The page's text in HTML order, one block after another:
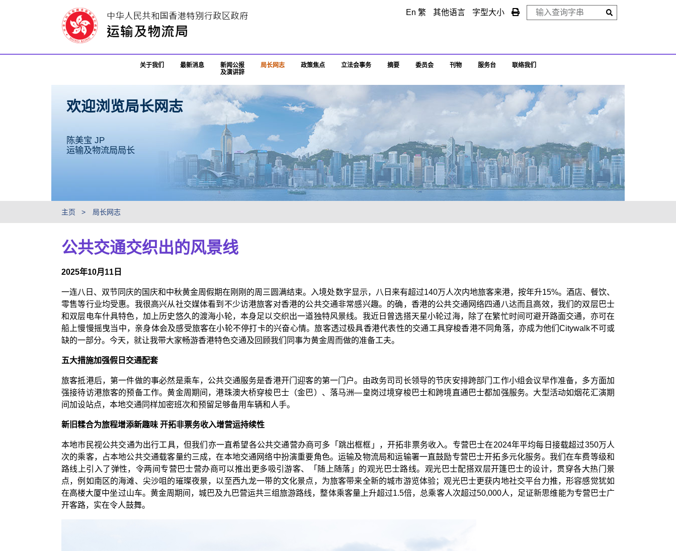
En 繁 其他语言 字型大小
关于我们 最新消息
新闻公报
及演讲辞
局长网志 政策焦点 立法会事务 摘要 委员会 刊物 服务台 联络我们
欢迎浏览局长网志
陈美宝 JP
运输及物流局局长
主页 局长网志
公共交通交织出的风景线
2025年10月11日
一连八日、双节同庆的国庆和中秋黄金周假期在刚刚的周三圆满结束。入境处数字显示，八日来有超过140万人次内地旅客来港，按年升15%。酒店、餐饮、
零售等行业均受惠。我很高兴从社交媒体看到不少访港旅客对香港的公共交通非常感兴趣。的确，香港的公共交通网络四通八达而且高效，我们的双层巴士
和双层电车什具特色，加上历史悠久的渡海小轮，本身足以交织出一道独特风景线。我近日曾选搭天星小轮过海，除了在繁忙时间可避开路面交通，亦可在
船上慢慢摇曳当中，亲身体会及感受旅客在小轮不停打卡的兴奋心情。旅客透过极具香港代表性的交通工具穿梭香港不同角落，亦成为他们Citywalk不可或
缺的一部分。今天，就让我带大家畅游香港特色交通及回顾我们同事为黄金周而做的准备工夫。
五大措施加强假日交通配套
旅客抵港后，第一件做的事必然是乘车，公共交通服务是香港开门迎客的第一门户。由政务司司长领导的节庆安排跨部门工作小组会议早作准备，多方面加
强接待访港旅客的预备工作。黄金周期间，港珠澳大桥穿梭巴士（金巴）、落马洲—皇岗过境穿梭巴士和跨境直通巴士都加强服务。大型活动如烟花汇演期
间加设站点，本地交通同样加密班次和预留足够备用车辆和人手。
新旧糅合为旅程增添新趣味 开拓非票务收入增营运持续性
本地市民视公共交通为出行工具，但我们亦一直希望各公共交通营办商可多「跳出框框」，开拓非票务收入。专营巴士在2024年平均每日接载超过350万人
次的乘客，占本地公共交通载客量约三成，在本地交通网络中扮演重要角色。运输及物流局和运输署一直鼓励专营巴士开拓多元化服务。我们在车费等级和
路线上引入了弹性，令两间专营巴士营办商可以推出更多吸引游客、「随上随落」的观光巴士路线。观光巴士配搭双层开篷巴士的设计，贯穿各大热门景
点，例如南区的海滩、尖沙咀的璀璨夜景，以至西九龙一带的文化景点，为旅客带来全新的城市游览体验；观光巴士更获内地社交平台力推，形容感觉犹如
在高楼大厦中坐过山车。黄金周期间，城巴及九巴营运共三组旅游路线，整体乘客量上升超过1.5倍，总乘客人次超过50,000人，足证新思维能为专营巴士广
开客路，实在令人鼓舞。